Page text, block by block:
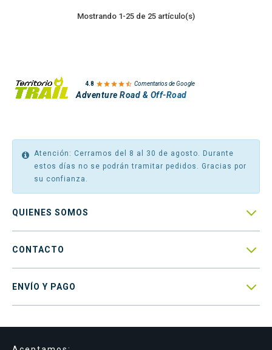
Mostrando 1-25 de 25 artículo(s)
4.8  Comentarios de Google
Adventure Road & Off-Road
Atención: Cerramos del 8 al 30 de agosto. Durante
estos días no se podrán tramitar pedidos. Gracias por
su confianza.
QUIENES SOMOS 
CONTACTO 
ENVÍO Y PAGO 